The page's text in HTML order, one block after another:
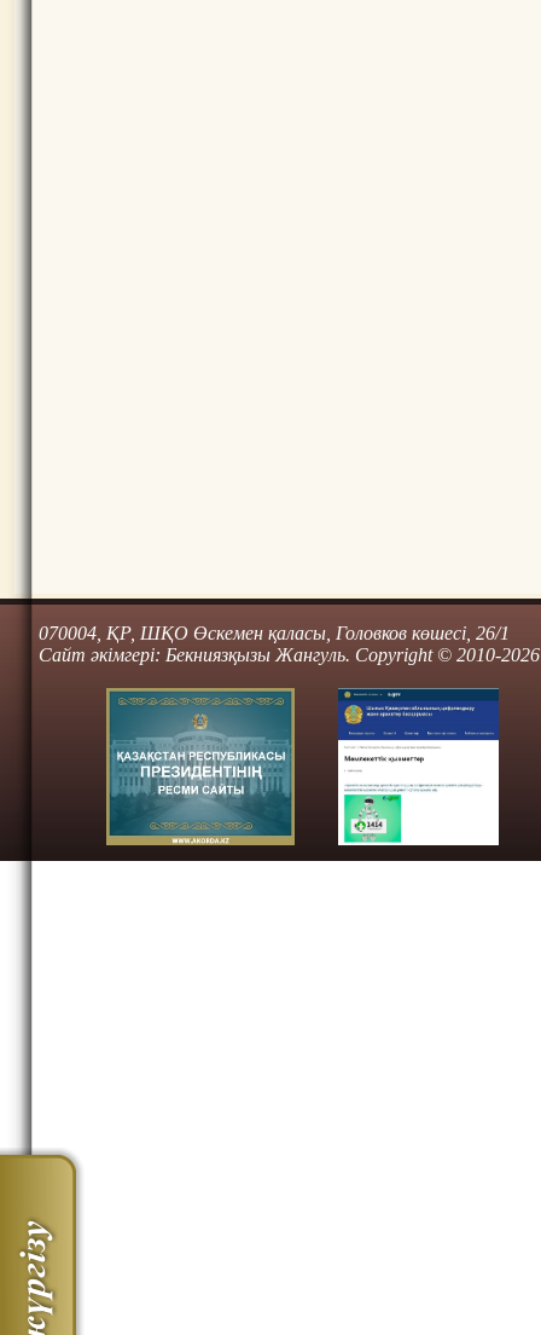
070004, ҚР, ШҚО Өскемен қаласы, Головков көшесі, 26/1
Сайт әкімгері: Бекниязқызы Жангуль. Copyright © 2010-2026